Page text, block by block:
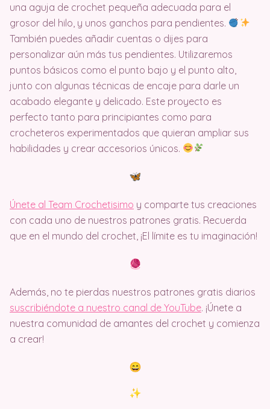
una aguja de crochet pequeña adecuada para el
grosor del hilo, y unos ganchos para pendientes.
También puedes añadir cuentas o dijes para
personalizar aún más tus pendientes. Utilizaremos
puntos básicos como el punto bajo y el punto alto,
junto con algunas técnicas de encaje para darle un
acabado elegante y delicado. Este proyecto es
perfecto tanto para principiantes como para
crocheteros experimentados que quieran ampliar sus
habilidades y crear accesorios únicos.
Únete al Team Crochetisimo y comparte tus creaciones
con cada uno de nuestros patrones gratis. Recuerda
que en el mundo del crochet, ¡El límite es tu imaginación!
Además, no te pierdas nuestros patrones gratis diarios
suscribiéndote a nuestro canal de YouTube. ¡Únete a
nuestra comunidad de amantes del crochet y comienza
a crear!